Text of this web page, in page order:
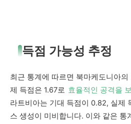
득점 가능성 추정
최근 통계에 따르면 북마케도니아의
제 득점은 1.67로 효율적인 공격을
라트비아는 기대 득점이 0.82, 실제
스 생성이 미비합니다. 이와 같은 통